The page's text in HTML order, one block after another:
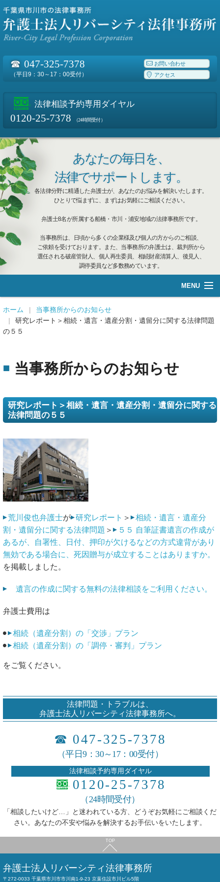
☎ 047-325-7378
（平日9：30～17：00受付）
お問い合わせ
アクセス
法律相談予約専用ダイヤル
0120-25-7378 （24時間受付）
あなたの毎日を、
法律でサポートします。
各法律分野に精通した弁護士が、あなたのお悩みを解決いたします。
ひとりで悩まずに、まずはお気軽にご相談ください。
弁護士8名が所属する船橋・市川・浦安地域の法律事務所です。
当事務所は、日頃から多くの企業様及び個人の方からのご相談、
ご依頼を受けております。また、当事務所の弁護士は、裁判所から
選任される破産管財人、個人再生委員、相続財産清算人、後見人、
調停委員など多数務めています。
MENU
総合案内
遺言管理
ホーム
当事務所からのお知らせ
研究レポート＞相続・遺言・遺産分割・遺留分に関する法律問題
の５５
当事務所からのお知らせ
研究レポート＞相続・遺言・遺産分割・遺留分に関する
法律問題の５５
荒川俊也弁護士が 研究レポート ＞
相続・遺言・遺産分
割・遺留分に関する法律問題 ＞
５５ 自筆証書遺言の作成が
あるが、自署性、日付、押印が欠けるなどの方式違背があり
無効である場合に、死因贈与が成立することはありますか。
を掲載しました。
遺言の作成に関する無料の法律相談をご利用ください。
弁護士費用は
相続（遺産分割）の「交渉」プラン
相続（遺産分割）の「調停・審判」プラン
をご覧ください。
法律問題・トラブルは、
弁護士法人リバーシティ法律事務所へ。
☎ 047-325-7378
（平日9：30～17：00受付）
法律相談予約専用ダイヤル
0120-25-7378
（24時間受付）
「相談したいけど…」と迷われている方、どうぞお気軽にご相談くだ
さい。あなたの不安や悩みを解決するお手伝いをいたします。
TOP
弁護士法人 リバーシティ法律事務所
〒272-0033 千葉県市川市市川南1-9-23 京葉住設市川ビル5階